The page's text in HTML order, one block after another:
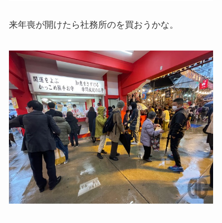
来年喪が開けたら社務所のを買おうかな。